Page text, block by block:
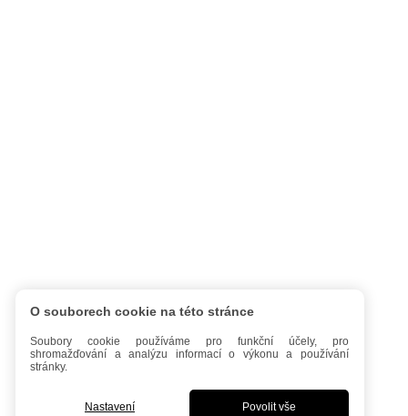
O souborech cookie na této stránce
Soubory cookie používáme pro funkční účely, pro
shromažďování a analýzu informací o výkonu a používání
stránky.
Nastavení Povolit vše